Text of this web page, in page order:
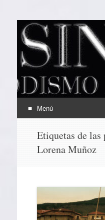
EL
Periodismo Inteligente
Menú
contenido
Etiquetas de
Lorena Muñoz